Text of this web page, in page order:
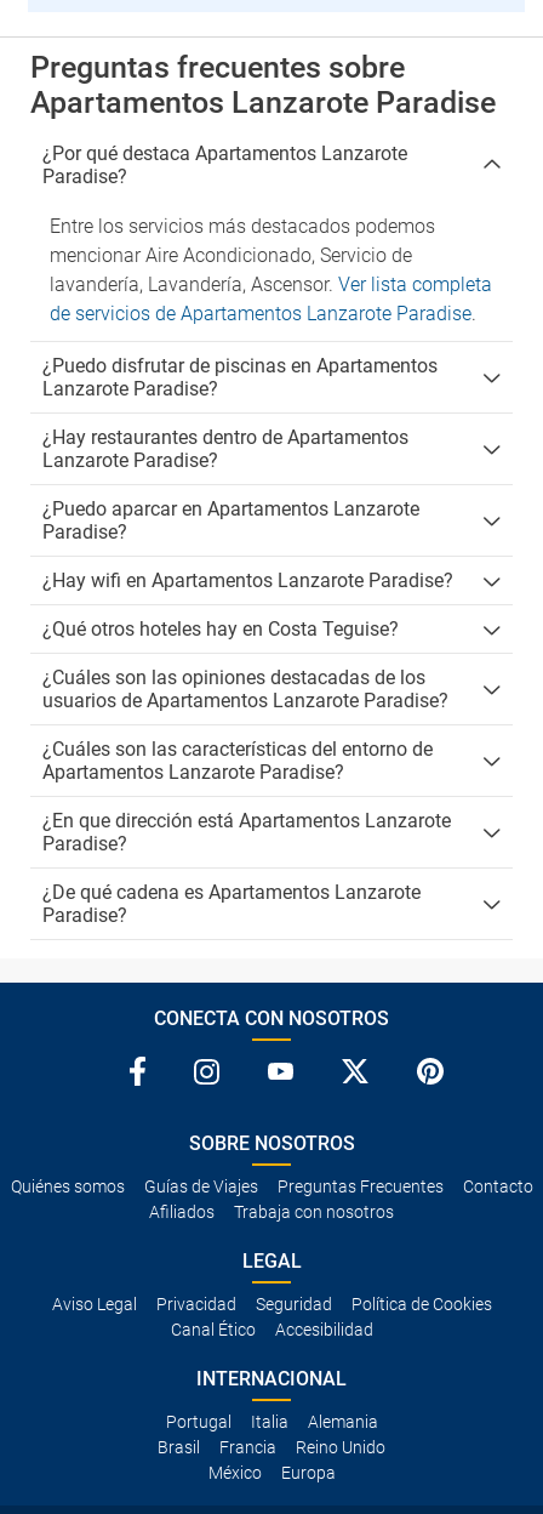
Preguntas frecuentes sobre
Apartamentos Lanzarote Paradise
¿Por qué destaca Apartamentos Lanzarote
Paradise?
Entre los servicios más destacados podemos
mencionar Aire Acondicionado, Servicio de
lavandería, Lavandería, Ascensor. Ver lista completa
de servicios de Apartamentos Lanzarote Paradise.
¿Puedo disfrutar de piscinas en Apartamentos
Lanzarote Paradise?
¿Hay restaurantes dentro de Apartamentos
Lanzarote Paradise?
¿Puedo aparcar en Apartamentos Lanzarote
Paradise?
¿Hay wifi en Apartamentos Lanzarote Paradise?
¿Qué otros hoteles hay en Costa Teguise?
¿Cuáles son las opiniones destacadas de los
usuarios de Apartamentos Lanzarote Paradise?
¿Cuáles son las características del entorno de
Apartamentos Lanzarote Paradise?
¿En que dirección está Apartamentos Lanzarote
Paradise?
¿De qué cadena es Apartamentos Lanzarote
Paradise?
CONECTA CON NOSOTROS
SOBRE NOSOTROS
Quiénes somos Guías de Viajes Preguntas Frecuentes
Contacto
Afiliados
Trabaja con nosotros
LEGAL
Aviso Legal Privacidad Seguridad
Política de Cookies
Canal Ético
Accesibilidad
INTERNACIONAL
Portugal Italia
Alemania
Brasil
Francia
Reino Unido
México
Europa